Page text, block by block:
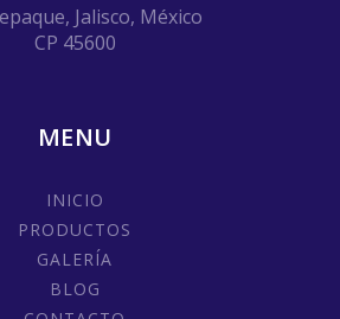
Jalisco, México
CP 45600
MENU
INICIO
PRODUCTOS
GALERÍA
BLOG